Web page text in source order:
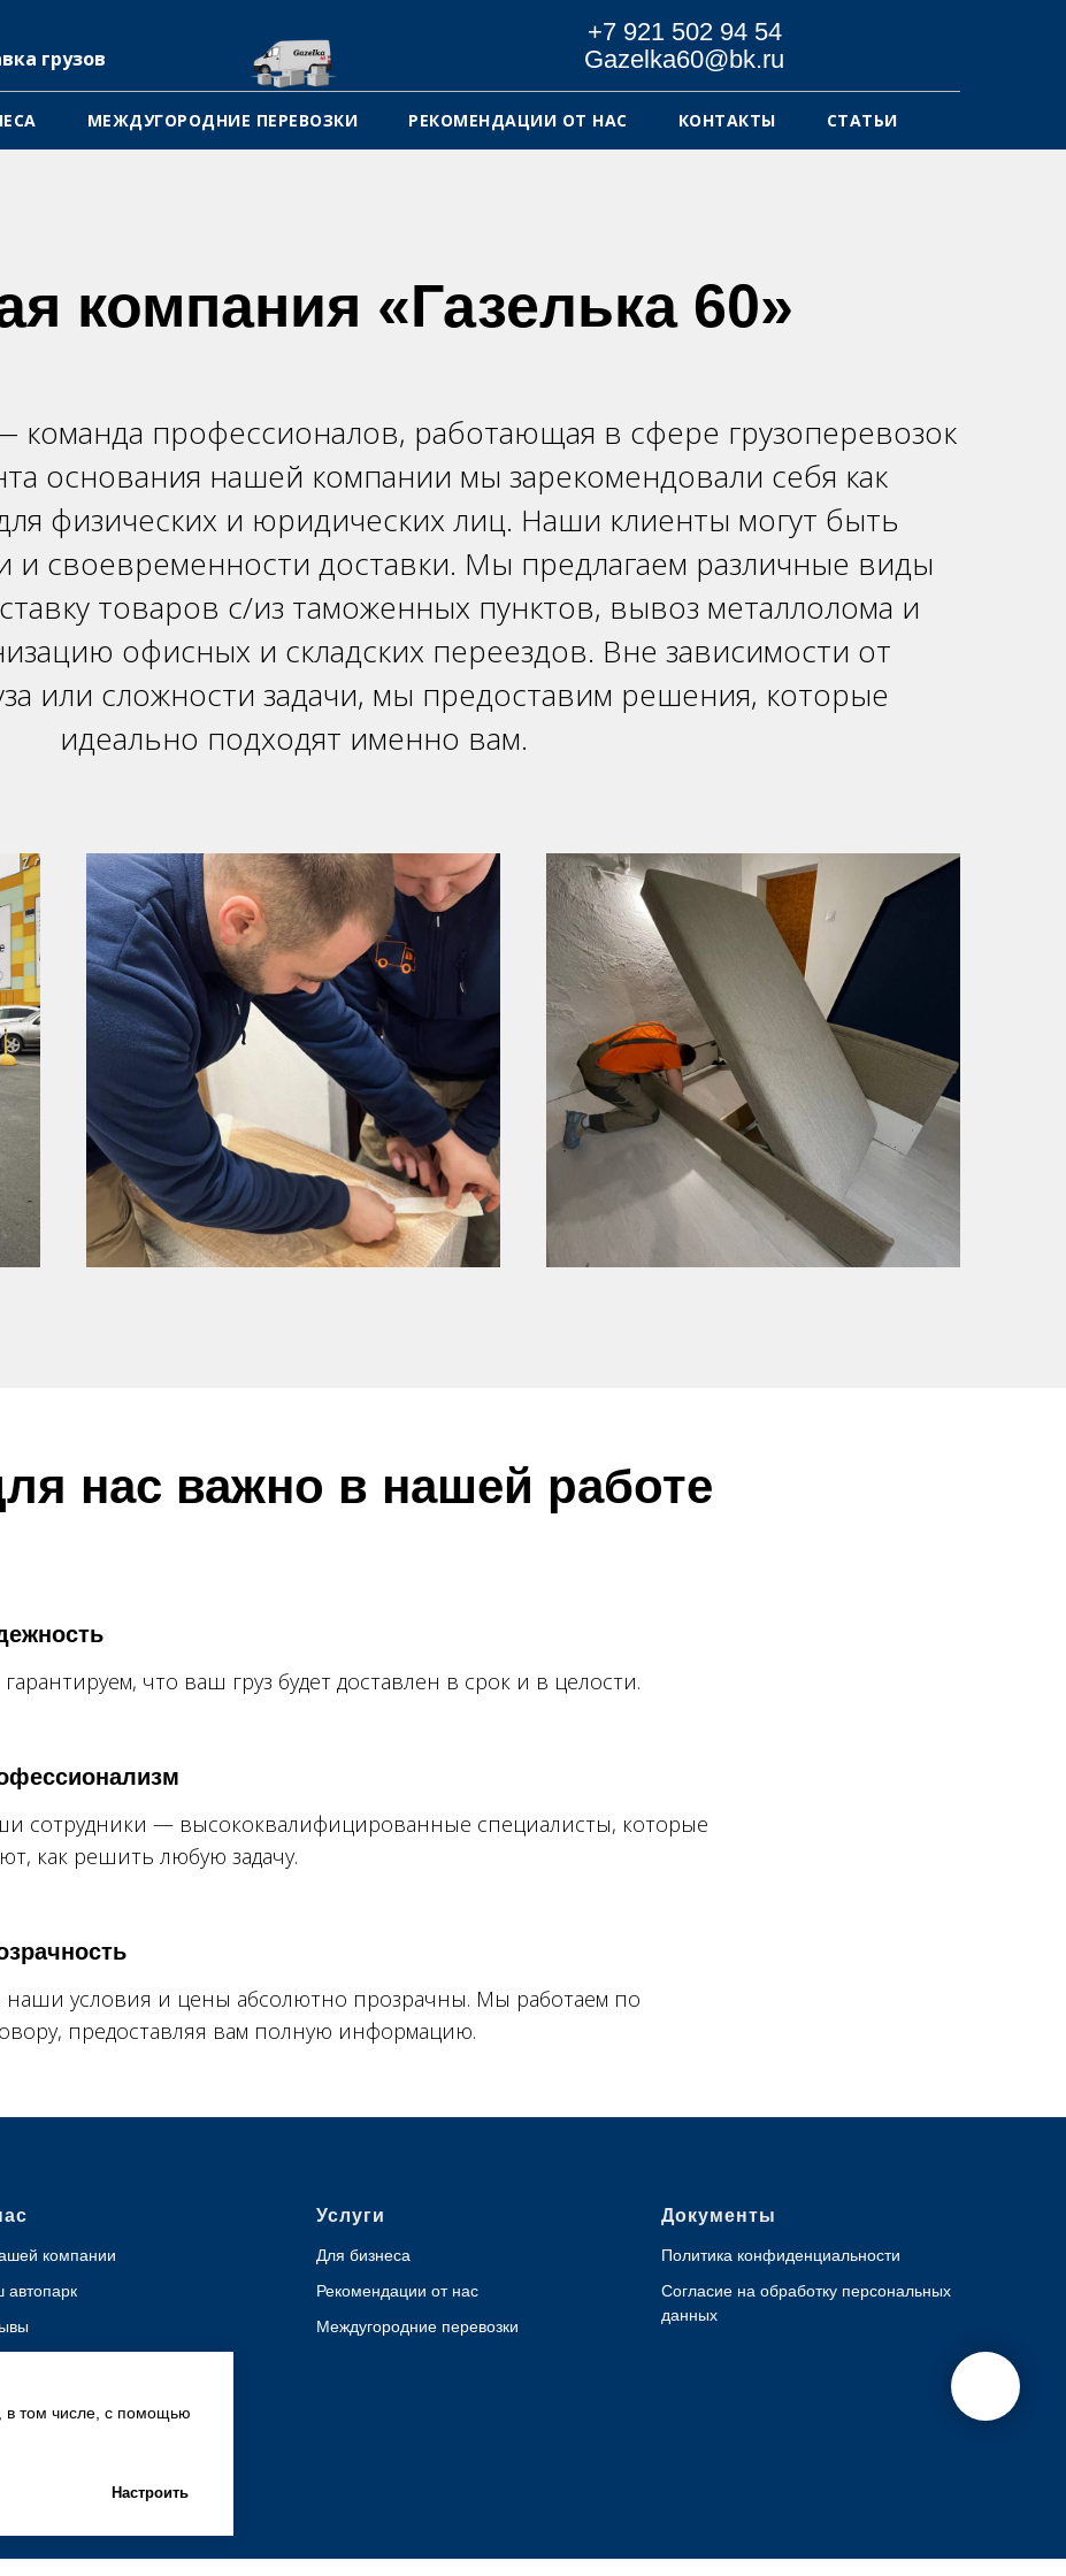
грузов
+7 921 502 94 54
Gazelka60@bk.ru
МЕЖДУГОРОДНИЕ ПЕРЕВОЗКИ РЕКОМЕНДАЦИИ ОТ НАС КОНТАКТЫ СТАТЬИ
компания «Газелька 60»
команда профессионалов, работающая в сфере грузоперевозок
основания нашей компании мы зарекомендовали себя как
физических и юридических лиц. Наши клиенты могут быть
и своевременности доставки. Мы предлагаем различные виды
товаров с/из таможенных пунктов, вывоз металлолома и
офисных и складских переездов. Вне зависимости от
или сложности задачи, мы предоставим решения, которые
идеально подходят именно вам.
нас важно в нашей работе
что ваш груз будет доставлен в срок и в целости.
сотрудники — высококвалифицированные специалисты, которые
как решить любую задачу.
наши условия и цены абсолютно прозрачны. Мы работаем по
предоставляя вам полную информацию.
компании
автопарк
Услуги
Для бизнеса
Рекомендации от нас
Междугородние перевозки
Документы
Политика конфиденциальности
Согласие на обработку персональных
данных
в том числе, с помощью
Настроить